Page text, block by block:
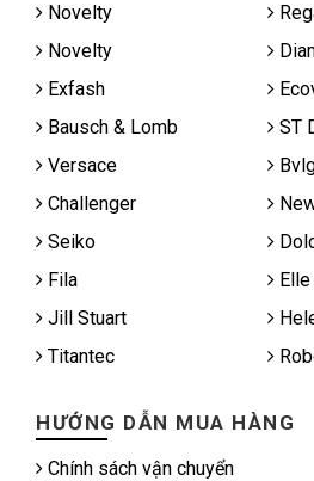
Novelty
Novelty
Exfash
Bausch & Lomb
ST
Versace
Challenger
Seiko
Fila
Elle
Jill Stuart
Titantec
HƯỚNG DẪN MUA HÀNG
Chính sách vận chuyển